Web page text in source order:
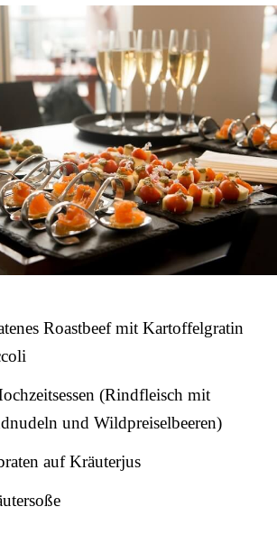
Roastbeef mit Kartoffelgratin
(Rindfleisch mit
und Wildpreiselbeeren)
auf Kräuterjus